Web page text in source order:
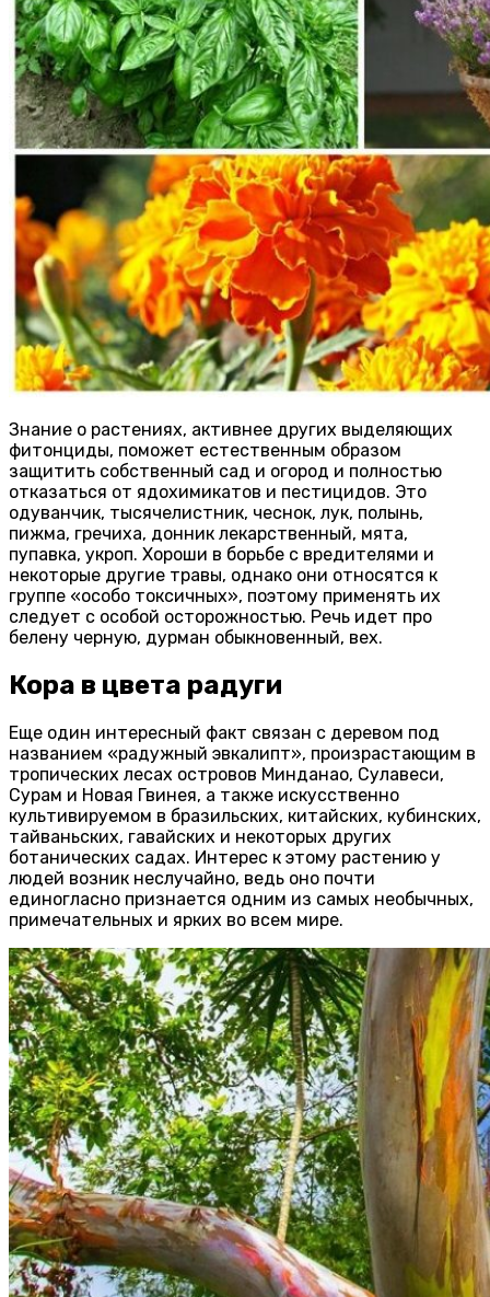
Знание о растениях, активнее других выделяющих
фитонциды, поможет естественным образом
защитить собственный сад и огород и полностью
отказаться от ядохимикатов и пестицидов. Это
одуванчик, тысячелистник, чеснок, лук, полынь,
пижма, гречиха, донник лекарственный, мята,
пупавка, укроп. Хороши в борьбе с вредителями и
некоторые другие травы, однако они относятся к
группе «особо токсичных», поэтому применять их
следует с особой осторожностью. Речь идет про
белену черную, дурман обыкновенный, вех.
Кора в цвета радуги
Еще один интересный факт связан с деревом под
названием «радужный эвкалипт», произрастающим в
тропических лесах островов Минданао, Сулавеси,
Сурам и Новая Гвинея, а также искусственно
культивируемом в бразильских, китайских, кубинских,
тайваньских, гавайских и некоторых других
ботанических садах. Интерес к этому растению у
людей возник неслучайно, ведь оно почти
единогласно признается одним из самых необычных,
примечательных и ярких во всем мире.